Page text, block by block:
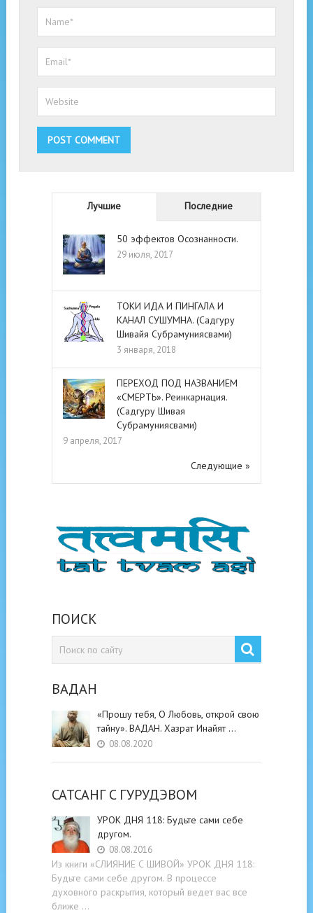
Лучшие Последние
50 эффектов Осознанности.
29 июля, 2017
ТОКИ ИДА И ПИНГАЛА И
КАНАЛ СУШУМНА. (Садгуру
Шивайя Субрамуниясвами)
3 января, 2018
ПЕРЕХОД ПОД НАЗВАНИЕМ
«СМЕРТЬ». Реинкарнация.
(Садгуру Шивая
Субрамуниясвами)
9 апреля, 2017
Следующие »
ПОИСК
ВАДАН
«Прошу тебя, О Любовь, открой свою
тайну». ВАДАН. Хазрат Инайят …
08.08.2020
САТСАНГ C ГУРУДЭВОМ
УРОК ДНЯ 118: Будьте cами cебе
другом.
08.08.2016
Из книги «СЛИЯНИЕ С ШИВОЙ» УРОК ДНЯ 118:
Будьте cами cебе другом. В процессе
духовного раскрытия, который ведет вас все
ближе …